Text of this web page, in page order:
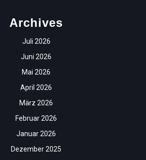
Archives
Juli 2026
Juni 2026
Mai 2026
April 2026
März 2026
Februar 2026
Januar 2026
Dezember 2025